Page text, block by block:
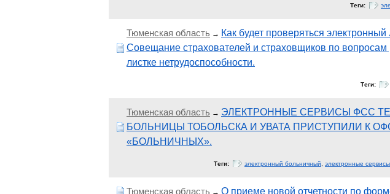
Теги:
Тюменская область → Как будет проверяться электронный
Совещание страхователей и страховщиков по вопросам
листке нетрудоспособности.
Теги:
Тюменская область → ЭЛЕКТРОННЫЕ СЕРВИСЫ ФСС
БОЛЬНИЦЫ ТОБОЛЬСКА И УВАТА ПРИСТУПИЛИ К
«БОЛЬНИЧНЫХ».
Теги: электронный больничный электронные сервисы
Тюменская область → О приеме новой отчетности по